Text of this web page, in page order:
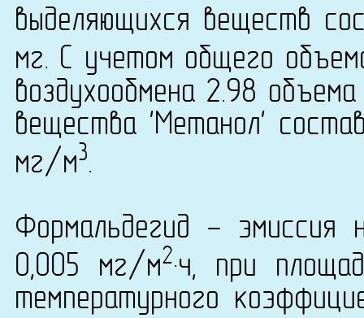
выделяющихся веществ
мг. С учетом общего
воздухообмена 2.98
вещества 'Метанол'
мг/м3.
Формальдегид - эмиссия
0,005 мг/м2·ч, при
температурного